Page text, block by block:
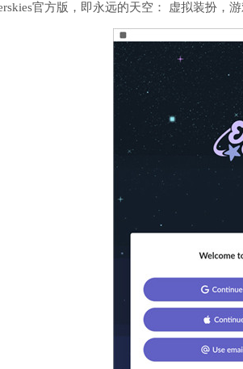
官方版，即永远的天空： 虚拟装扮，